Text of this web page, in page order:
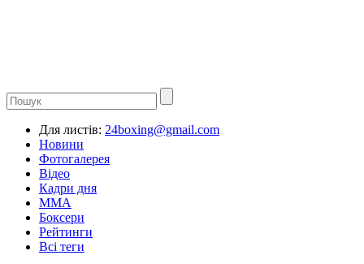
Для листів: 24boxing@gmail.com
Новини
Фотогалерея
Відео
Кадри дня
ММА
Боксери
Рейтинги
Всі теги